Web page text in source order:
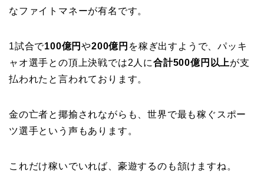
なファイトマネーが有名です。
1試合で100億円や200億円 を稼ぎ出すようで、パッキ
ャオ選手との頂上決戦では2人に合計500億円以上が支
払われたと言われております。
金の亡者と揶揄されながらも、世界で最も稼ぐスポー
ツ選手という声もあります。
これだけ稼いでいれば、豪遊するのも頷けますね。